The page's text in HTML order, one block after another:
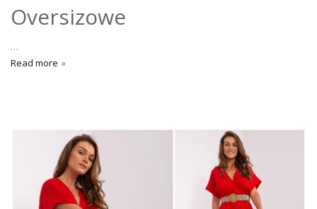
Oversizowe
…
Read more